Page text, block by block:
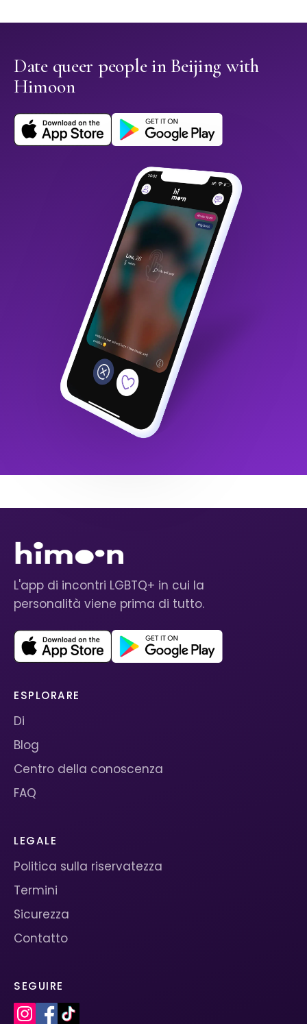
Date queer people in Beijing with
Himoon
L'app di incontri LGBTQ+ in cui la
personalità viene prima di tutto.
ESPLORARE
Di
Blog
Centro della conoscenza
FAQ
LEGALE
Politica sulla riservatezza
Termini
Sicurezza
Contatto
SEGUIRE